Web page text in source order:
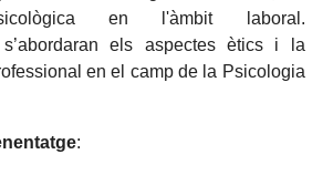
en l'àmbit laboral.
s’abordaran els aspectes ètics i la
en el camp de la Psicologia
: